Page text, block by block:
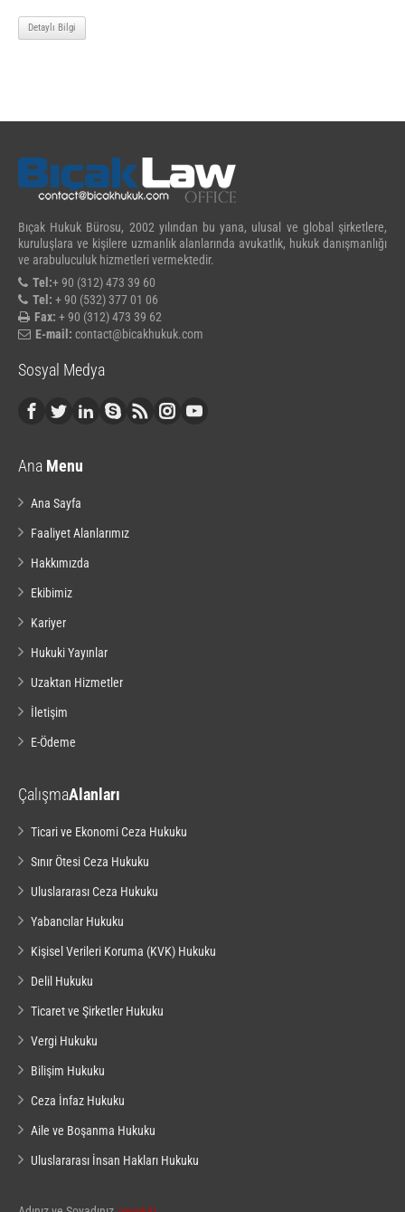
Detaylı Bilgi
Bıçak Hukuk Bürosu, 2002 yılından bu yana, ulusal ve global şirketlere,
kuruluşlara ve kişilere uzmanlık alanlarında avukatlık, hukuk danışmanlığı
ve arabuluculuk hizmetleri vermektedir.
Tel:+ 90 (312) 473 39 60
Tel: + 90 (532) 377 01 06
Fax: + 90 (312) 473 39 62
E-mail: contact@bicakhukuk.com
Sosyal Medya
Ana Menu
Ana Sayfa
Faaliyet Alanlarımız
Hakkımızda
Ekibimiz
Kariyer
Hukuki Yayınlar
Uzaktan Hizmetler
İletişim
E-Ödeme
ÇalışmaAlanları
Ticari ve Ekonomi Ceza Hukuku
Sınır Ötesi Ceza Hukuku
Uluslararası Ceza Hukuku
Yabancılar Hukuku
Kişisel Verileri Koruma (KVK) Hukuku
Delil Hukuku
Ticaret ve Şirketler Hukuku
Vergi Hukuku
Bilişim Hukuku
Ceza İnfaz Hukuku
Aile ve Boşanma Hukuku
Uluslararası İnsan Hakları Hukuku